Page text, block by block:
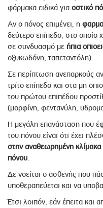
φάρμακα ειδικά για οστικό
Αν ο πόνος επιμένει, η
δεύτερο επίπεδο, στο
σε συνδυασμό με ήπια
οξυκωδόνη, ταπεταντόλη).
Σε περίπτωση ανεπαρκούς
τρίτο επίπεδο και στα μη
του πρώτου επιπέδου
(μορφίνη, φεντανύλη,
Η μεγάλη επανάσταση που
του πόνου είναι ότι έχει
στην αναθεωρημένη κλίμακα
πόνου.
Δε νοείται ο ασθενής που
υποθεραπεύεται και να
Έτσι λοιπόν, εάν έπειτα και